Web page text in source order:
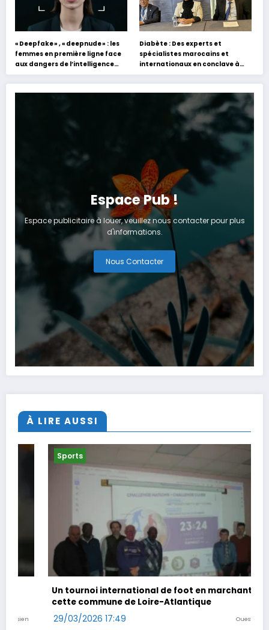
« Deepfake » , « deepnude » : les
femmes en première ligne face
aux dangers de l’intelligence
artificielle
Diabète : Des experts et
spécialistes marocains et
internationaux en conclave à
Tanger
Espace Pub !
Espace publicitaire à louer, veuillez nous contacter pour plus
d'informations.
Nous Contacter
À LIRE AUSSI
international de foot en marchant dans
de Loire-Atlantique
17:49
Coup